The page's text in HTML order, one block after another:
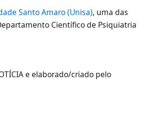
Santo Amaro (Unisa), uma das
Científico de Psiquiatria
e elaborado/criado pelo